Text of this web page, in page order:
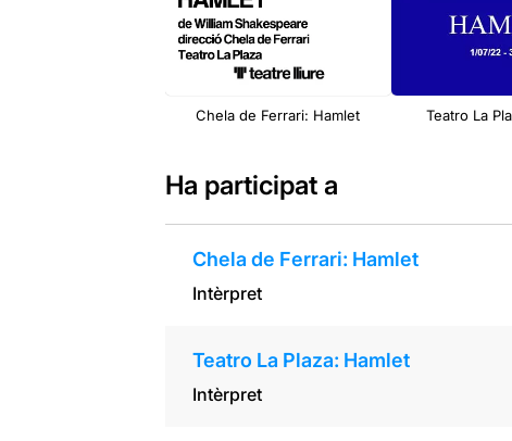
Chela de Ferrari: Hamlet Teatro La
Ha participat a
Chela de Ferrari: Hamlet
Intèrpret
Teatro La Plaza: Hamlet
Intèrpret